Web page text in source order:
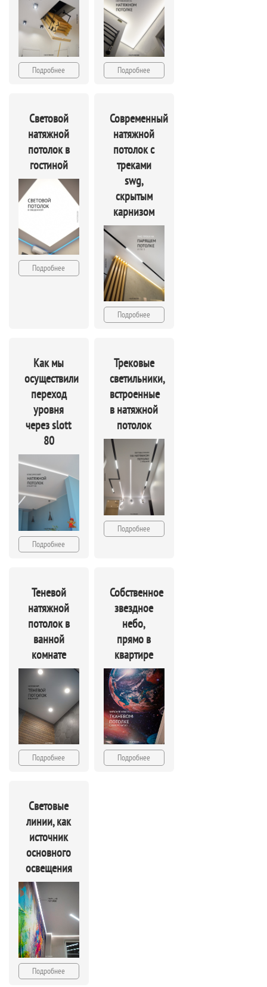
Подробнее Подробнее
Световой
натяжной
потолок в
гостиной
Подробнее
Современный
натяжной
потолок с
треками
swg,
скрытым
карнизом
Подробнее
Как мы
осуществили
переход
уровня
через slott
80
Подробнее
Трековые
светильники,
встроенные
в натяжной
потолок
Подробнее
Теневой
натяжной
потолок в
ванной
комнате
Подробнее
Собственное
звездное
небо,
прямо в
квартире
Подробнее
Световые
линии, как
источник
основного
освещения
Подробнее